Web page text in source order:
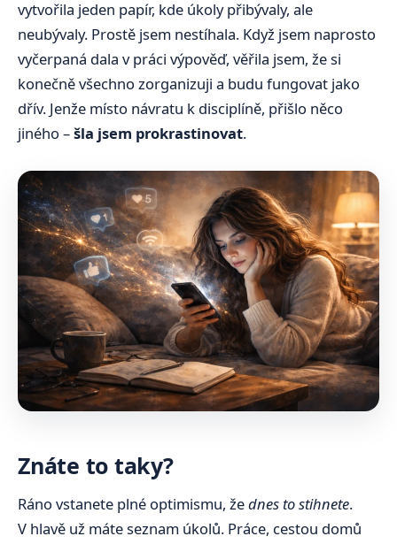
vytvořila jeden papír, kde úkoly přibývaly, ale
neubývaly. Prostě jsem nestíhala. Když jsem naprosto
vyčerpaná dala v práci výpověď, věřila jsem, že si
konečně všechno zorganizuji a budu fungovat jako
dřív. Jenže místo návratu k disciplíně, přišlo něco
jiného –šla jsem prokrastinovat.
Znáte to taky?
Ráno vstanete plné optimismu, žednes to stihnete.
V hlavě už máte seznam úkolů. Práce, cestou domů